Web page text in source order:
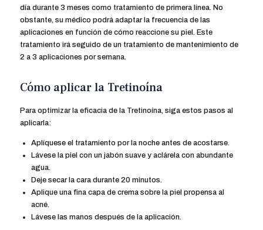
día durante 3 meses como tratamiento de primera línea. No
obstante, su médico podrá adaptar la frecuencia de las
aplicaciones en función de cómo reaccione su piel. Este
tratamiento irá seguido de un tratamiento de mantenimiento de
2 a 3 aplicaciones por semana.
Cómo aplicar la Tretinoína
Para optimizar la eficacia de la Tretinoína, siga estos pasos al
aplicarla:
Aplíquese el tratamiento por la noche antes de acostarse.
Lávese la piel con un jabón suave y aclárela con abundante
agua.
Deje secar la cara durante 20 minutos.
Aplique una fina capa de crema sobre la piel propensa al
acné.
Lávese las manos después de la aplicación.